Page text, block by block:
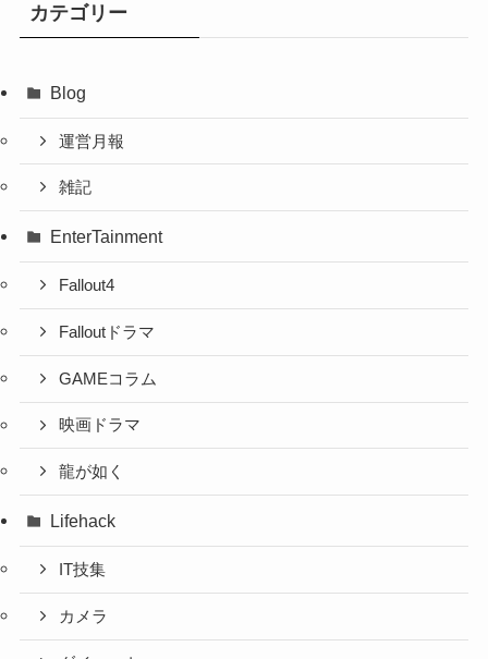
カテゴリー
Blog
運営月報
雑記
EnterTainment
Fallout4
Falloutドラマ
GAMEコラム
映画ドラマ
龍が如く
Lifehack
IT技集
カメラ